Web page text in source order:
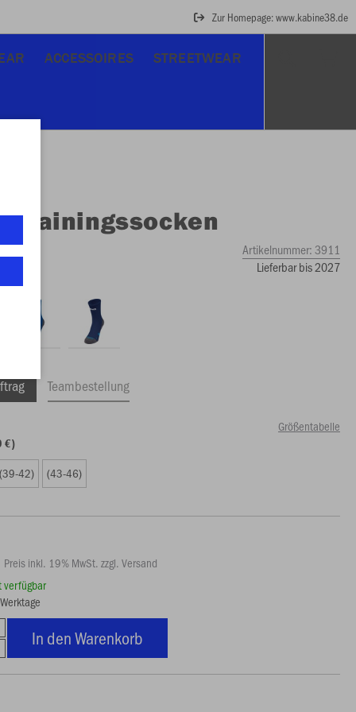
Zur Homepage: www.kabine38.de
ACCESSOIRES STREETWEAR
Trainingssocken
Artikelnummer:3911
Lieferbar bis 2027
Teambestellung
Größentabelle
€)
(39-42) (43-46)
Preis inkl. 19% MwSt. zzgl. Versand
verfügbar
In den Warenkorb